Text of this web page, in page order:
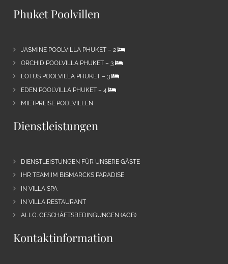
Phuket Poolvillen
JASMINE POOLVILLA PHUKET – 2
ORCHID POOLVILLA PHUKET – 3
LOTUS POOLVILLA PHUKET – 3
EDEN POOLVILLA PHUKET – 4
MIETPREISE POOLVILLEN
Dienstleistungen
DIENSTLEISTUNGEN FÜR UNSERE GÄSTE
IHR TEAM IM BISMARCKS PARADISE
IN VILLA SPA
IN VILLA RESTAURANT
ALLG. GESCHÄFTSBEDINGUNGEN (AGB)
Kontaktinformation